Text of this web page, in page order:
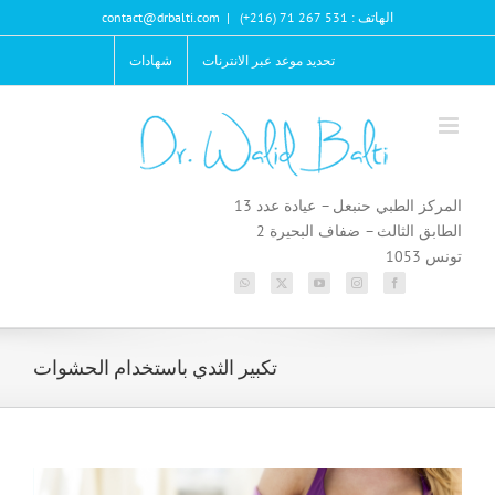
to
الهاتف : 531 267 71 (216+) |
contact@drbalti.com
تحديد موعد عبر الانترنات شهادات
المركز الطبي حنبعل – عيادة عدد 13
الطابق الثالث – ضفاف البحيرة 2
تونس 1053
تكبير الثدي باستخدام الحشوات